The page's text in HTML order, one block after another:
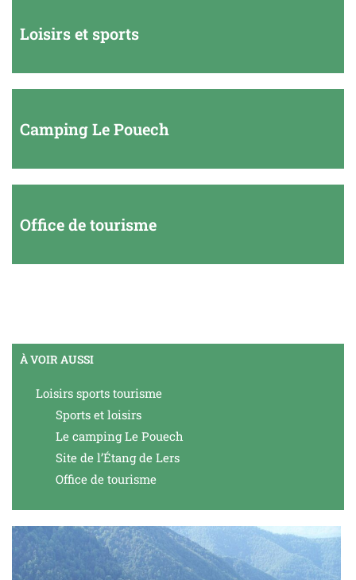
Loisirs et sports
Camping Le Pouech
Office de tourisme
À VOIR AUSSI
Loisirs sports tourisme
Sports et loisirs
Le camping Le Pouech
Site de l’Étang de Lers
Office de tourisme